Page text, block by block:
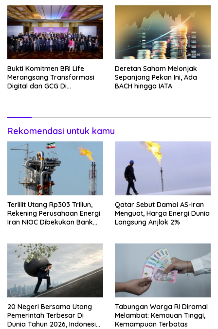
Bukti Komitmen BRI Life
Merangsang Transformasi
Digital dan GCG Di
Deretan Saham Melonjak
Sepanjang Pekan Ini, Ada
BACH hingga IATA
Rekomendasi untuk kamu
Terlilit Utang Rp303 Triliun,
Rekening Perusahaan Energi
Iran NIOC Dibekukan Bank
Qatar Sebut Damai AS-Iran
Menguat, Harga Energi Dunia
Langsung Anjlok 2%
20 Negeri Bersama Utang
Pemerintah Terbesar Di
Dunia Tahun 2026, Indonesia
Tabungan Warga RI Diramal
Melambat: Kemauan Tinggi,
Kemampuan Terbatas